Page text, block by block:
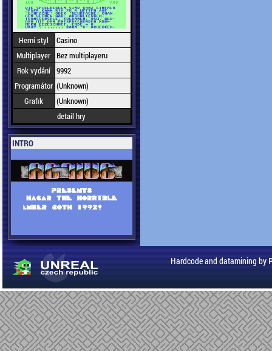
Herní styl
Casino
Multiplayer Bez multiplayeru
Rok vydání 9992
Programátor (Unknown)
Grafik
(Unknown)
detail hry
INTRO
Hardcode and datamining by